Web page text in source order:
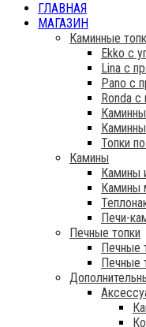
ГЛАВНАЯ
МАГАЗИН
Каминные
Ekko с
Lina с
Pano с
Ronda
Топки
Камины
Камины
Камины
Печи-
Печные топки
Печные
Печные